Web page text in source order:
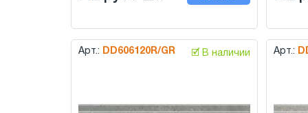
Арт.: DD606120R/GR 🗹 В наличии Арт.: